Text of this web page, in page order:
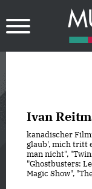
Ivan
kanadischer
glaub', mich tritt
man nicht",
"Ghostbusters:
Magic Show",